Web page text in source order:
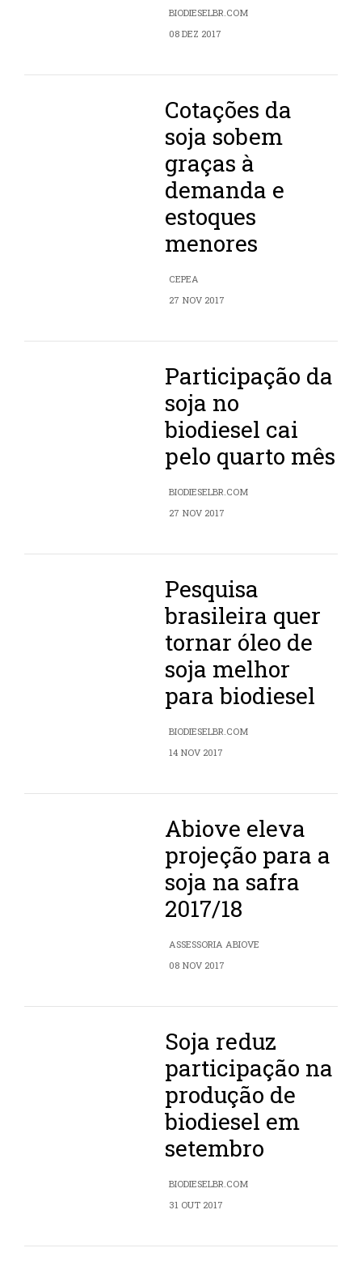
BIODIESELBR.COM
08 DEZ 2017
Cotações da
soja sobem
graças à
demanda e
estoques
menores
CEPEA
27 NOV 2017
Participação da
soja no
biodiesel cai
pelo quarto mês
BIODIESELBR.COM
27 NOV 2017
Pesquisa
brasileira quer
tornar óleo de
soja melhor
para biodiesel
BIODIESELBR.COM
14 NOV 2017
Abiove eleva
projeção para a
soja na safra
2017/18
ASSESSORIA ABIOVE
08 NOV 2017
Soja reduz
participação na
produção de
biodiesel em
setembro
BIODIESELBR.COM
31 OUT 2017